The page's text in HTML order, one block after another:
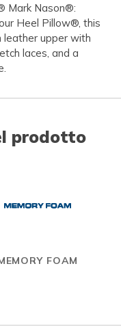
Mark Nason®:
Heel Pillow®, this
upper with
laces, and a
prodotto
FOAM